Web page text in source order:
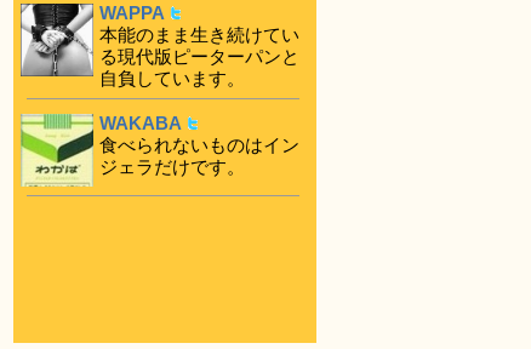
WAPPA
本能のまま生き続けてい
る現代版ピーターパンと
自負しています。
WAKABA
食べられないものはイン
ジェラだけです。